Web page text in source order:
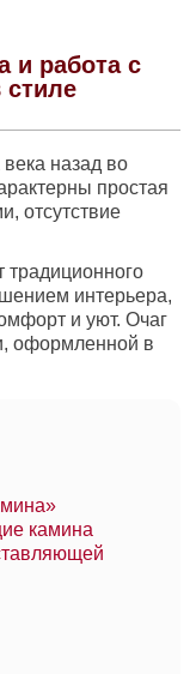
и работа с
назад во
простая
отсутствие
традиционного
интерьера,
и уют. Очаг
оформленной в
камина